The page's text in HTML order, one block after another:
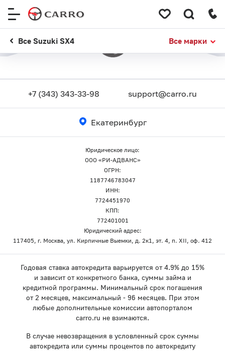
Все Suzuki SX4 Все марки
+7 (343) 343-33-98 support@carro.ru
Екатеринбург
Юридическое лицо:
ООО «РИ-АДВАНС»
ОГРН:
1187746783047
ИНН:
7724451970
КПП:
772401001
Юридический адрес:
117405, г. Москва, ул. Кирпичные Выемки, д. 2к1, эт. 4, п. XII, оф. 412
Годовая ставка автокредита варьируется от 4.9% до 15%
и зависит от конкретного банка, суммы займа и
кредитной программы. Минимальный срок погашения
от 2 месяцев, максимальный - 96 месяцев. При этом
любые дополнительные комиссии автопорталом
carro.ru не взимаются.
В случае невозвращения в условленный срок суммы
автокредита или суммы процентов по автокредиту